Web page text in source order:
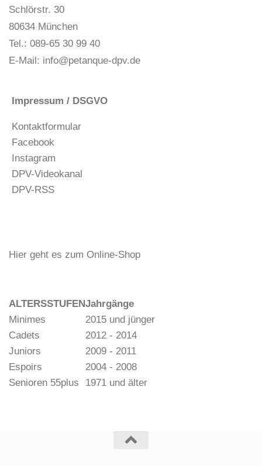
Schlörstr. 30
80634 München
Tel.: 089-65 30 99 40
E-Mail: info@petanque-dpv.de
Impressum / DSGVO
Kontaktformular
Facebook
Instagram
DPV-Videokanal
DPV-RSS
Hier geht es zum Online-Shop
ALTERSSTUFENJahrgänge
Minimes
2015 und jünger
Cadets
2012 - 2014
Juniors
2009 - 2011
Espoirs
2004 - 2008
Senioren 55plus
1971 und älter